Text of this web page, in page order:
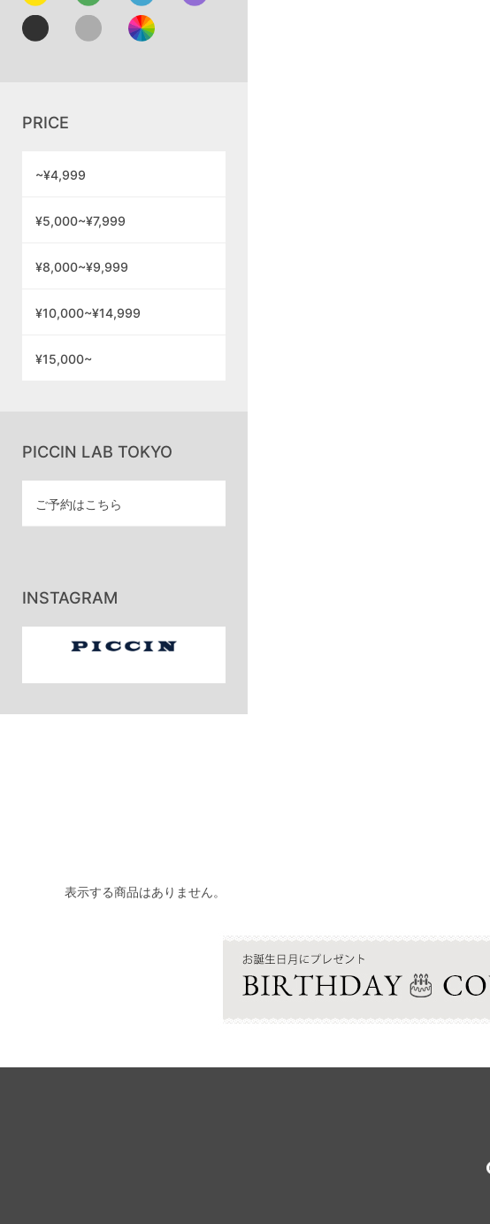
PRICE
~¥4,999
¥5,000~¥7,999
¥8,000~¥9,999
¥10,000~¥14,999
¥15,000~
PICCIN LAB TOKYO
ご予約はこちら
INSTAGRAM
表示する商品はありません。